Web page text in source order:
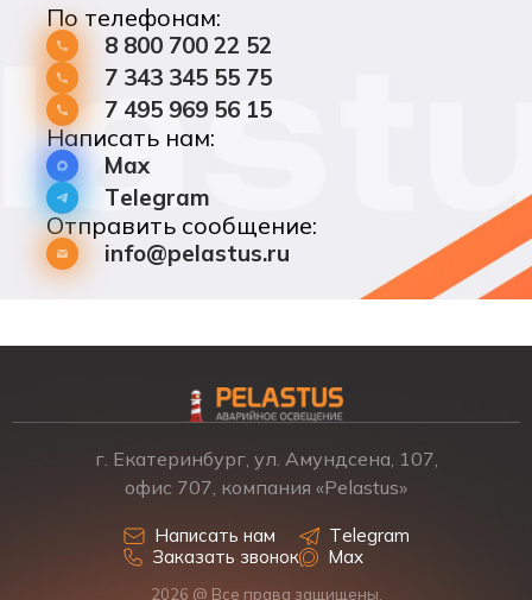
По телефонам:
8 800 700 22 52
7 343 345 55 75
7 495 969 56 15
Написать нам:
Max
Telegram
Отправить сообщение:
info@pelastus.ru
г. Екатеринбург, ул. Амундсена, 107,
офис 707, компания «Pelastus»
Написать нам
Заказать звонок
Telegram
Max
2026 @ Все права защищены.